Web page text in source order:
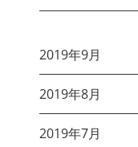
2019年9月
2019年8月
2019年7月